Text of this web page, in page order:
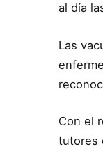
al día
Las
Con el
tutores